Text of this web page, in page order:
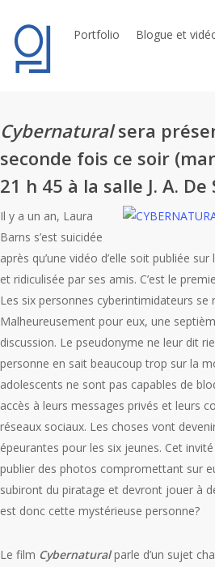
main
content
Portfolio Blogue et
En janvier 2015, le film a changé de nom
Cybernaturalsera
seconde fois ce soir
21 h 45 à la salle J. A. De
Il y a un an, Laura
Barns s’est suicidée
après qu’une vidéo d’elle soit publiée
et ridiculisée par ses amis. C’est le
Les six personnes cyberintimidateurs se
Malheureusement pour eux, une
discussion. Le pseudonyme ne leur dit
personne en sait beaucoup trop sur la
adolescents ne sont pas capables de
accès à leurs messages privés et leurs
réseaux sociaux. Les choses vont
épeurantes pour les six jeunes. Cet
publier des photos compromettant sur
subiront du piratage et devront jouer à
est donc cette mystérieuse personne?
Le film Cybernaturalparle d’un sujet